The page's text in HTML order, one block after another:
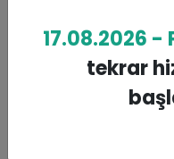
17.08.2026 -
tekrar